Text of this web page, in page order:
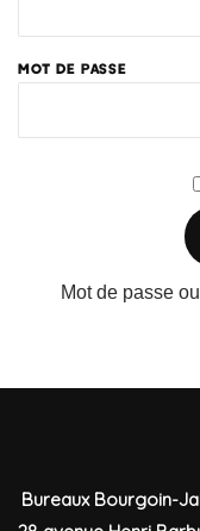
MOT DE PASSE
Mot de passe
Bureaux Bourgoin-